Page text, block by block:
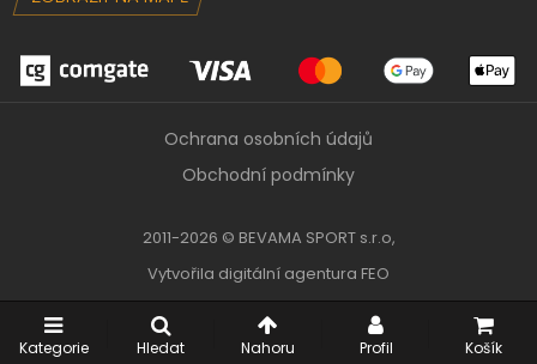
2011-2026 © BEVAMA SPORT s.r.o,
Ochrana osobních údajů
Obchodní podmínky
Vytvořila digitální agentura FEO
Kategorie Hledat Nahoru Profil Košík